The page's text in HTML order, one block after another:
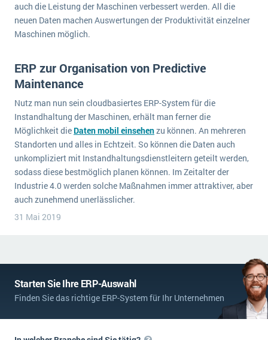
auch die Leistung der Maschinen verbessert werden. All die
neuen Daten machen Auswertungen der Produktivität einzelner
Maschinen möglich.
ERP zur Organisation von Predictive
Maintenance
Nutz man nun sein cloudbasiertes ERP-System für die
Instandhaltung der Maschinen, erhält man ferner die
Möglichkeit die Daten mobil einsehenzu können. An mehreren
Standorten und alles in Echtzeit. So können die Daten auch
unkompliziert mit Instandhaltungsdienstleitern geteilt werden,
sodass diese bestmöglich planen können. Im Zeitalter der
Industrie 4.0 werden solche Maßnahmen immer attraktiver, aber
auch zunehmend unerlässlicher.
31 Mai 2019
Starten Sie Ihre ERP-Auswahl
Finden Sie das richtige ERP-System für Ihr Unternehmen